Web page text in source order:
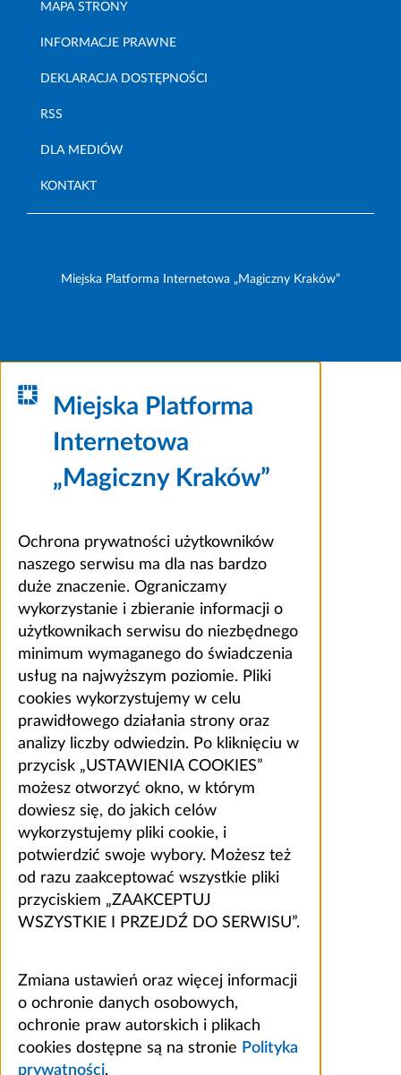
MAPA STRONY
INFORMACJE PRAWNE
DEKLARACJA DOSTĘPNOŚCI
RSS
DLA MEDIÓW
KONTAKT
Miejska Platforma Internetowa „Magiczny Kraków”
Miejska Platforma
Internetowa
„Magiczny Kraków”
Ochrona prywatności użytkowników
naszego serwisu ma dla nas bardzo
duże znaczenie. Ograniczamy
wykorzystanie i zbieranie informacji o
użytkownikach serwisu do niezbędnego
minimum wymaganego do świadczenia
usług na najwyższym poziomie. Pliki
cookies wykorzystujemy w celu
prawidłowego działania strony oraz
analizy liczby odwiedzin. Po kliknięciu w
przycisk „USTAWIENIA COOKIES”
możesz otworzyć okno, w którym
dowiesz się, do jakich celów
wykorzystujemy pliki cookie, i
potwierdzić swoje wybory. Możesz też
od razu zaakceptować wszystkie pliki
przyciskiem „ZAAKCEPTUJ
WSZYSTKIE I PRZEJDŹ DO SERWISU”.
Zmiana ustawień oraz więcej informacji
o ochronie danych osobowych,
ochronie praw autorskich i plikach
cookies dostępne są na stronie Polityka
prywatności.